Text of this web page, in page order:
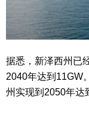
据悉，新泽西州已
2040年达到11GW
州实现到2050年达